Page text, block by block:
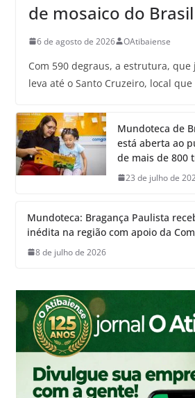
de mosaico do Brasil
6 de agosto de 2026 OAtibaiense
Com 590 degraus, a estrutura, que
leva até o Santo Cruzeiro, local
Mundoteca de
está aberta ao
de mais de 800
23 de julho de
Mundoteca: Bragança Paulista
inédita na região com apoio da
8 de julho de 2026